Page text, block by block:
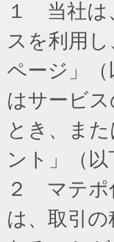
１ 当社は
スを利用
ページ」
はサービ
とき、ま
ント」（
２ マテポ
は、取引